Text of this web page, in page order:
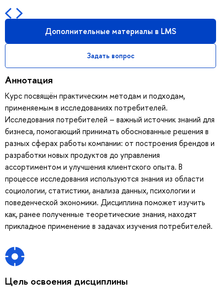
Дополнительные материалы в LMS
Задать вопрос
Аннотация
Курс посвящён практическим методам и подходам,
применяемым в исследованиях потребителей.
Исследования потребителей – важный источник знаний для
бизнеса, помогающий принимать обоснованные решения в
разных сферах работы компании: от построения брендов и
разработки новых продуктов до управления
ассортиментом и улучшения клиентского опыта. В
процессе исследования используются знания из области
социологии, статистики, анализа данных, психологии и
поведенческой экономики. Дисциплина поможет изучить
как, ранее полученные теоретические знания, находят
прикладное применение в задачах изучения потребителей.
Цель освоения дисциплины